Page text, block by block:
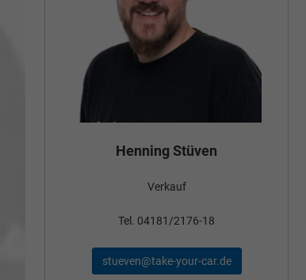
Henning Stüven
Verkauf
Tel. 04181/2176-18
stueven@take-your-car.de